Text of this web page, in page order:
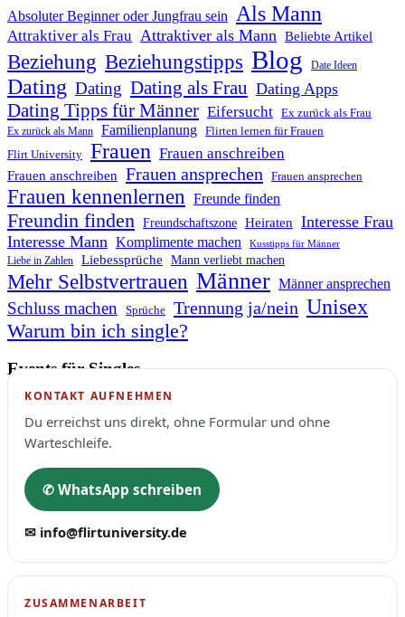
Absoluter Beginner oder Jungfrau sein Als Mann
Attraktiver als Frau Attraktiver als Mann Beliebte Artikel
Beziehung Beziehungstipps Blog Date Ideen
Dating Dating Dating als Frau Dating Apps
Dating Tipps für Männer Eifersucht Ex zurück als Frau
Ex zurück als Mann Familienplanung Flirten lernen für Frauen
Flirt University Frauen Frauen anschreiben
Frauen anschreiben Frauen ansprechen Frauen ansprechen
Frauen kennenlernen Freunde finden
Freundin finden Freundschaftszone Heiraten
Interesse Frau
Interesse Mann Komplimente machen Kusstipps für Männer
Liebe in Zahlen Liebessprüche Mann verliebt machen
Mehr Selbstvertrauen Männer Männer ansprechen
Schluss machen Sprüche Trennung ja/nein Unisex
Warum bin ich single?
Events für Singles
KONTAKT AUFNEHMEN
Du erreichst uns direkt, ohne Formular und ohne
Warteschleife.
✆ WhatsApp schreiben
✉ info@flirtuniversity.de
ZUSAMMENARBEIT